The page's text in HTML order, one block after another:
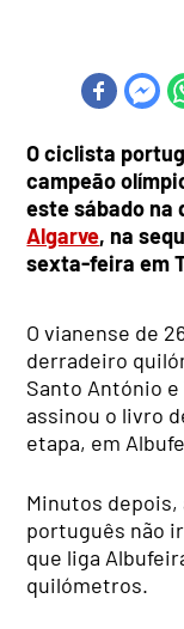
O ciclista
campeão
este sábado na
Algarve, na
sexta-feira em
O vianense de
derradeiro
Santo António
assinou o livro
etapa, em
Minutos depois,
português não
que liga
quilómetros.